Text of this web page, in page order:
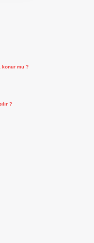
konur mu ?
?